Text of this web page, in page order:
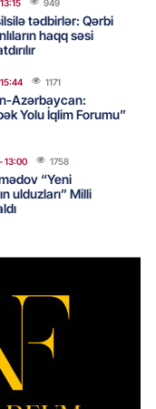
məktəbdə nələr
iddialarla
əks
949
tədbirlər: Qərbi
haqq səsi
1171
Azərbaycan:
Yolu İqlim Forumu”
- 13:00 1758
“Yeni
ulduzları” Milli